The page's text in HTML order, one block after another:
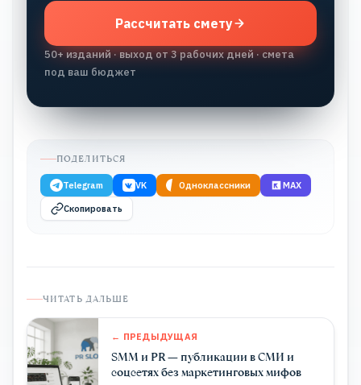
Рассчитать смету
50+ изданий · выход от 3 рабочих дней · смета
под ваш бюджет
ПОДЕЛИТЬСЯ
Telegram VK Одноклассники MAX
Скопировать
ЧИТАТЬ ДАЛЬШЕ
← ПРЕДЫДУЩАЯ
SMM и PR — публикации в СМИ и
соцсетях без маркетинговых мифов